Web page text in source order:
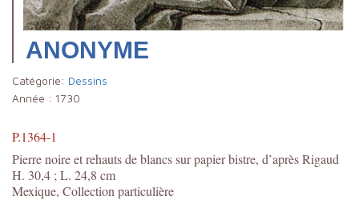
ANONYME
Catégorie: Dessins
Année : 1730
P.1364-1
Pierre noire et rehauts de blancs sur papier bistre, d’après Rigaud
H. 30,4 ; L. 24,8 cm
Mexique, Collection particulière